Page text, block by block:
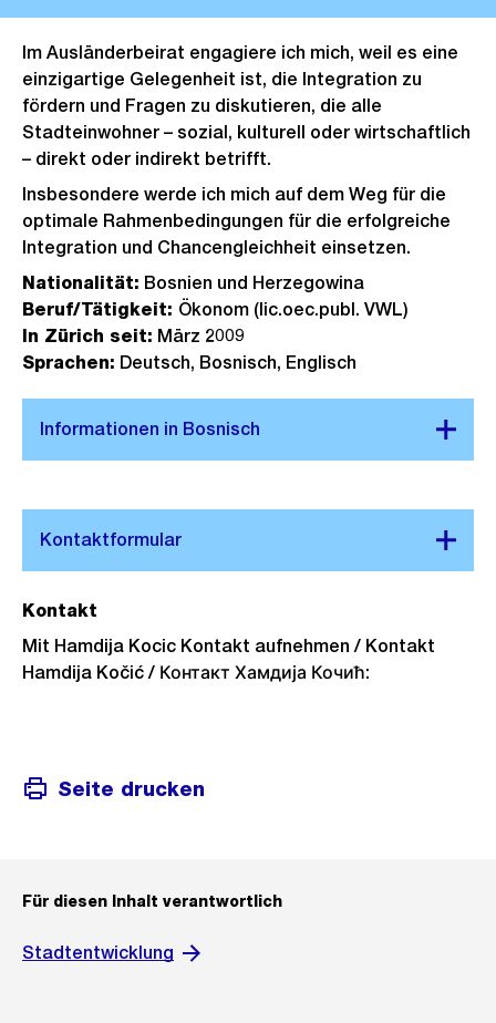
Im Ausländerbeirat engagiere ich mich, weil es eine
einzigartige Gelegenheit ist, die Integration zu
fördern und Fragen zu diskutieren, die alle
Stadteinwohner – sozial, kulturell oder wirtschaftlich
– direkt oder indirekt betrifft.
Insbesondere werde ich mich auf dem Weg für die
optimale Rahmenbedingungen für die erfolgreiche
Integration und Chancengleichheit einsetzen.
Nationalität: Bosnien und Herzegowina
Beruf/Tätigkeit: Ökonom (lic.oec.publ. VWL)
In Zürich seit: März 2009
Sprachen: Deutsch, Bosnisch, Englisch
Kontakt
Mit Hamdija Kocic Kontakt aufnehmen / Kontakt
Hamdija Kočić / Контакт Хамдија Кочић:
Seite drucken
Für diesen Inhalt verantwortlich
Stadtentwicklung